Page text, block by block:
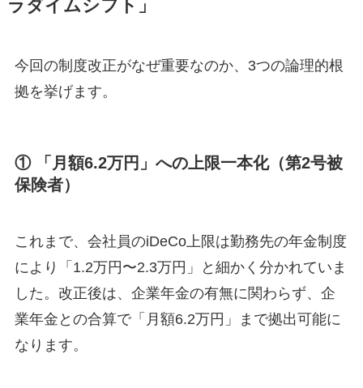
ラダイムシフト」
今回の制度改正がなぜ重要なのか、3つの論理的根
拠を挙げます。
① 「月額6.2万円」への上限一本化（第2号被
保険者）
これまで、会社員のiDeCo上限は勤務先の年金制度
により「1.2万円〜2.3万円」と細かく分かれていま
した。改正後は、企業年金の有無に関わらず、企
業年金との合算で「月額6.2万円」まで拠出可能に
なります。